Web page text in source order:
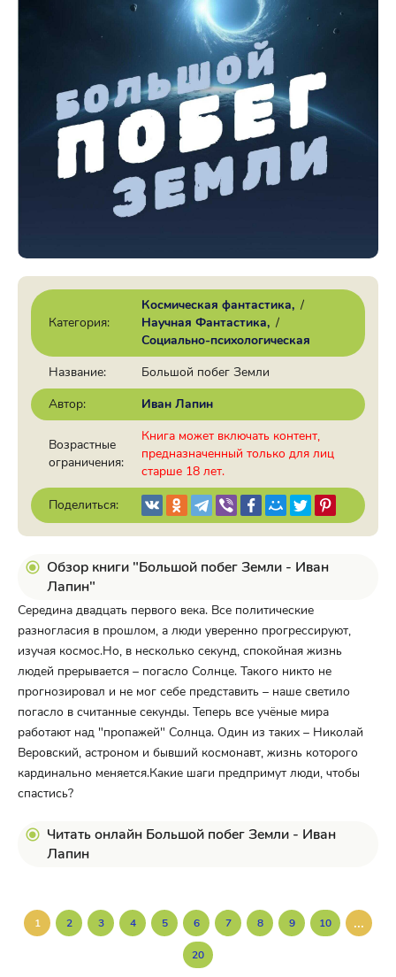
Категория:
Космическая фантастика /
Научная Фантастика /
Социально-психологическая
Название:
Большой побег Земли
Автор:
Иван Лапин
Возрастные
ограничения:
Книга может включать контент,
предназначенный только для лиц
старше 18 лет.
Поделиться:
Обзор книги "Большой побег Земли - Иван
Лапин"
Середина двадцать первого века. Все политические
разногласия в прошлом, а люди уверенно прогрессируют,
изучая космос.Но, в несколько секунд, спокойная жизнь
людей прерывается – погасло Солнце. Такого никто не
прогнозировал и не мог себе представить – наше светило
погасло в считанные секунды. Теперь все учёные мира
работают над "пропажей" Солнца. Один из таких – Николай
Веровский, астроном и бывший космонавт, жизнь которого
кардинально меняется.Какие шаги предпримут люди, чтобы
спастись?
Читать онлайн Большой побег Земли - Иван
Лапин
1 2 3 4 5 6 7 8 9 10 ...
20